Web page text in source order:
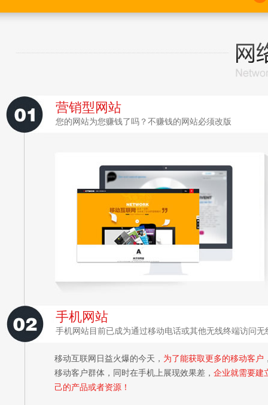
营销型网站
您的网站为您赚钱了吗？不赚钱的网站必须改版
手机网站
手机网站目前已成为通过移动电话或其他无线终端访问
移动互联网日益火爆的今天， 为了能获取更多的移动客户
移动客户群体，同时在手机上展现效果差， 企业就需要建
己的产品或者资源！